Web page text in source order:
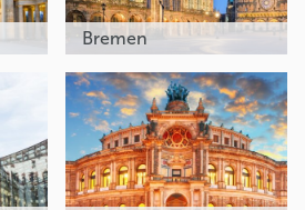
Bremen